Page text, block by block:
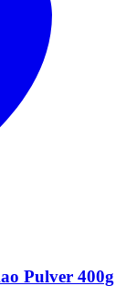
Pulver 400g